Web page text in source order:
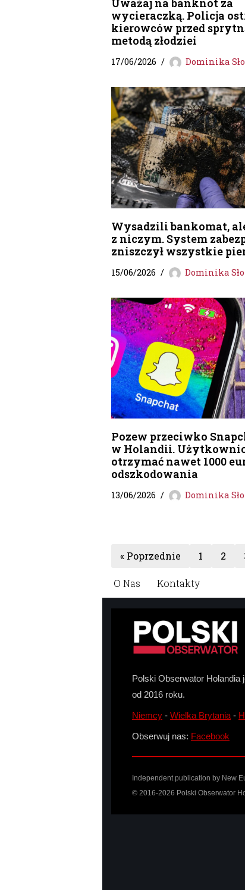
Uważaj na banknot za
wycieraczką. Policja
kierowców przed
metodą złodziei
17/06/2026 Dominika
Wysadzili bankomat,
z niczym. System
zniszczył wszystkie
15/06/2026 Dominika
Pozew przeciwko
w Holandii.
otrzymać nawet 1000
odszkodowania
13/06/2026 Dominika
« Poprzednie 1 2
O Nas Kontakty
Polski Obserwator
od 2016 roku.
Niemcy - Wielka Brytania -
Obserwuj nas: Facebook
Independent publication by New
© 2016-2026 Polski Obserwator